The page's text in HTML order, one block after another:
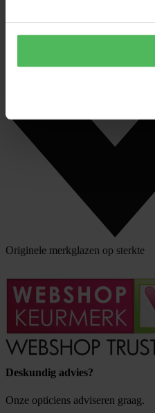
Klantbeoordeling
Originele merkglazen op sterkte
Deskundig advies?
Onze opticiens adviseren graag.